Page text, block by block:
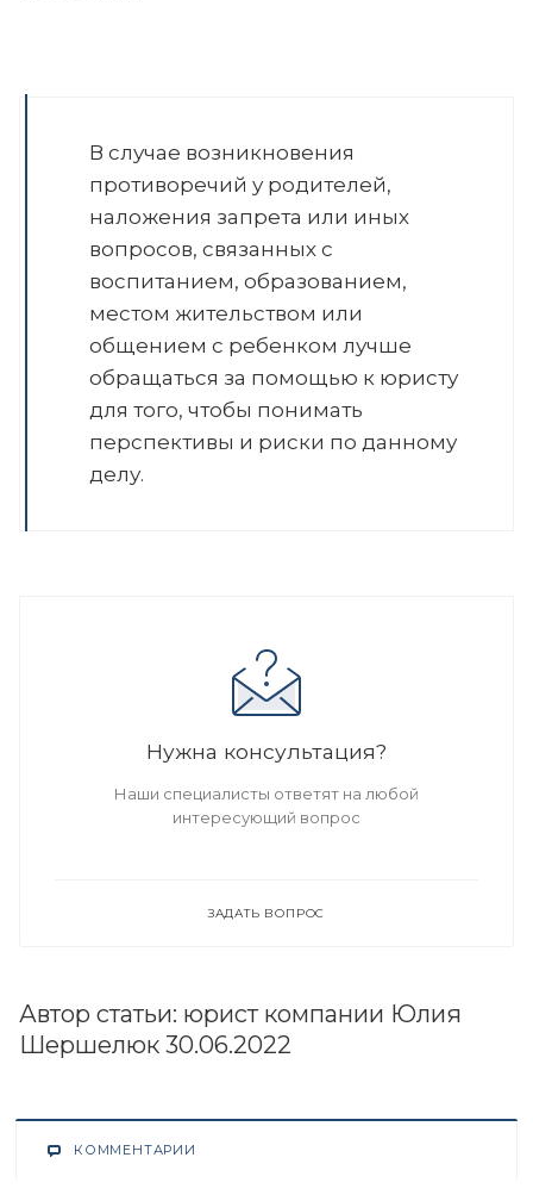
В случае возникновения
противоречий у родителей,
наложения запрета или иных
вопросов, связанных с
воспитанием, образованием,
местом жительством или
общением с ребенком лучше
обращаться за помощью к юристу
для того, чтобы понимать
перспективы и риски по данному
делу.
Нужна консультация?
Наши специалисты ответят на любой
интересующий вопрос
ЗАДАТЬ ВОПРОС
Автор статьи: юрист компании Юлия
Шершелюк 30.06.2022
КОММЕНТАРИИ